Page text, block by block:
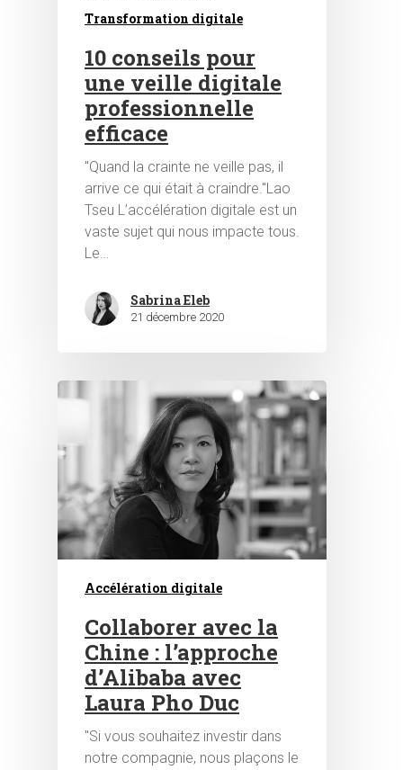
Hit enter to search or ESC to close
Transformation digitale
10 conseils pour
une veille digitale
professionnelle
efficace
"Quand la crainte ne veille pas, il
arrive ce qui était à craindre."Lao
Tseu L’accélération digitale est un
vaste sujet qui nous impacte tous.
Le…
Sabrina Eleb
21 décembre 2020
Accélération digitale
Collaborer avec la
Chine : l’approche
d’Alibaba avec
Laura Pho Duc
"Si vous souhaitez investir dans
notre compagnie, nous plaçons le